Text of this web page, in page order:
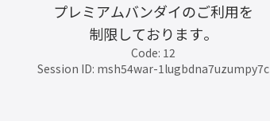
プレミアムバンダイのご利用を
制限しております。
Code: 12
Session ID: msh54war-1lugbdna7uzumpy7c